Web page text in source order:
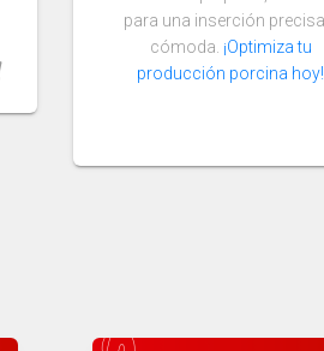
para una inserción
cómoda. ¡Optimiza tu
producción porcina hoy!